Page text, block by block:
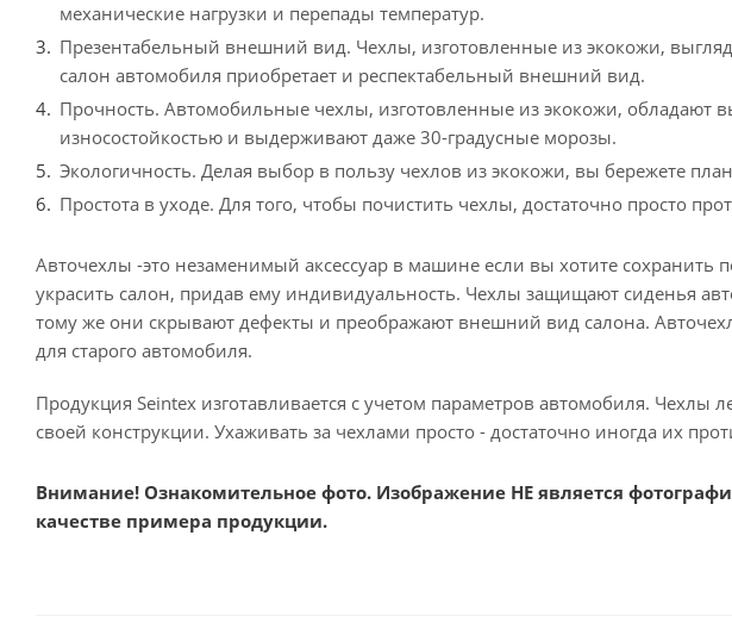
механические нагрузки и перепады температур.
Презентабельный внешний вид. Чехлы, изготовленные из экокожи,
салон автомобиля приобретает и респектабельный внешний вид.
Прочность. Автомобильные чехлы, изготовленные из экокожи, обладают
износостойкостью и выдерживают даже 30-градусные морозы.
Экологичность. Делая выбор в пользу чехлов из экокожи, вы бережете
Простота в уходе. Для того, чтобы почистить чехлы, достаточно просто
Авточехлы -это незаменимый аксессуар в машине если вы хотите
украсить салон, придав ему индивидуальность. Чехлы защищают сиденья
тому же они скрывают дефекты и преображают внешний вид салона.
для старого автомобиля.
Продукция Seintex изготавливается с учетом параметров автомобиля. Чехлы
своей конструкции. Ухаживать за чехлами просто - достаточно иногда их
Внимание! Ознакомительное фото. Изображение НЕ является
качестве примера продукции.